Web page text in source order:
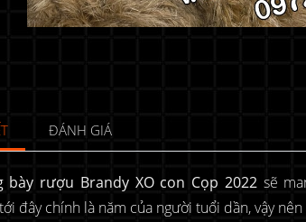
ĐÁNH GIÁ
bày rượu Brandy XO con Cọp 2022sẽ
đây chính là năm của người tuổi dần, vậy